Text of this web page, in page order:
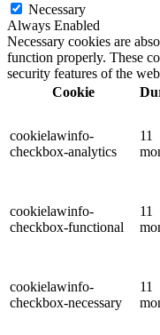
Necessary
Always Enabled
Necessary cookies are
function properly. These
security features of the
Cookie
cookielawinfo-
checkbox-analytics
11
cookielawinfo-
checkbox-functional
11
cookielawinfo-
checkbox-necessary
11